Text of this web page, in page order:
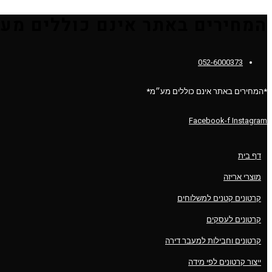
052-6000373
*המחירים באתר אינם כוללים מע״מ*
Facebook-f Instagram
דף בית
מוצרי אריזה
קרטונים קטנים למשלוחים
קרטונים לעסקים
קרטונים וחבילות למעבר דירה
ייצור קרטונים לפי מידה